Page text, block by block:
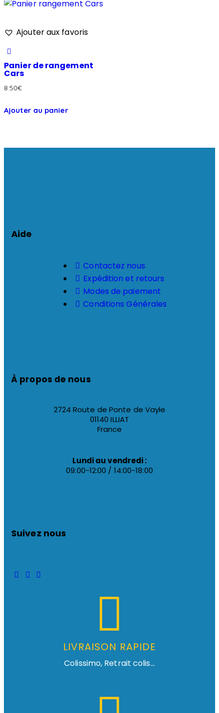
Ajouter aux favoris
Panier de rangement
Cars
8.50€
Ajouter au panier
Aide
Contactez nous
Expédition et retours
Modes de paiement
Conditions Générales
À propos de nous
2724 Route de Ponte de Vayle
01140 ILLIAT
France
Lundi au vendredi :
09:00-12:00 / 14:00-18:00
Suivez nous
LIVRAISON RAPIDE
Colissimo, Retrait colis...